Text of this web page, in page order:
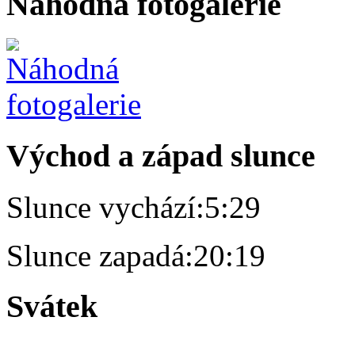
Východ a západ slunce
Slunce vychází:5:29
Slunce zapadá:20:19
Svátek